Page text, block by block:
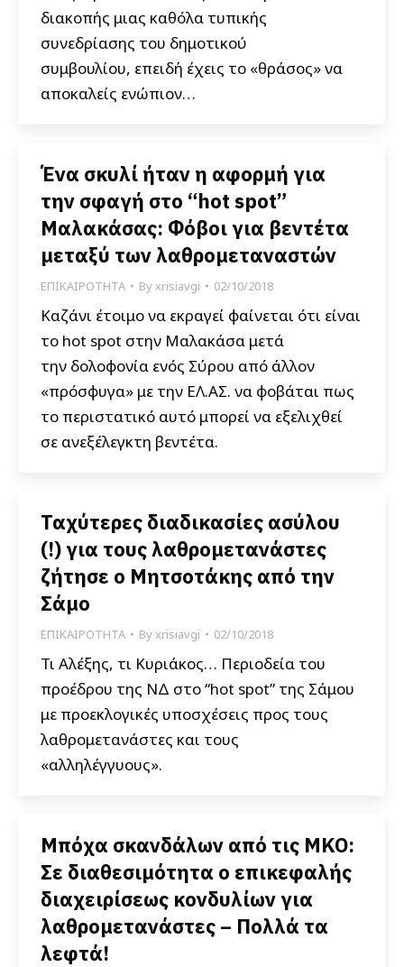
διακοπής μιας καθόλα τυπικής
συνεδρίασης του δημοτικού
συμβουλίου, επειδή έχεις το «θράσος» να
αποκαλείς ενώπιον…
Ένα σκυλί ήταν η αφορμή για
την σφαγή στο “hot spot”
Μαλακάσας: Φόβοι για βεντέτα
μεταξύ των λαθρομεταναστών
ΕΠΙΚΑΙΡΟΤΗΤΑ Byxrisiavgi 02/10/2018
Καζάνι έτοιμο να εκραγεί φαίνεται ότι είναι
το hot spot στην Μαλακάσα μετά
την δολοφονία ενός Σύρου από άλλον
«πρόσφυγα» με την ΕΛ.ΑΣ. να φοβάται πως
το περιστατικό αυτό μπορεί να εξελιχθεί
σε ανεξέλεγκτη βεντέτα.
Ταχύτερες διαδικασίες ασύλου
(!) για τους λαθρομετανάστες
ζήτησε ο Μητσοτάκης από την
Σάμο
ΕΠΙΚΑΙΡΟΤΗΤΑ Byxrisiavgi 02/10/2018
Τι Αλέξης, τι Κυριάκος… Περιοδεία του
προέδρου της ΝΔ στο “hot spot” της Σάμου
με προεκλογικές υποσχέσεις προς τους
λαθρομετανάστες και τους
«αλληλέγγυους».
Μπόχα σκανδάλων από τις ΜΚΟ:
Σε διαθεσιμότητα ο επικεφαλής
διαχειρίσεως κονδυλίων για
λαθρομετανάστες – Πολλά τα
λεφτά!